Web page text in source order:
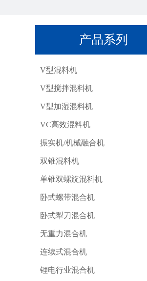
产品系列
V型混料机
V型搅拌混料机
V型加湿混料机
VC高效混料机
振实机/机械融合机
双锥混料机
单锥双螺旋混料机
卧式螺带混合机
卧式犁刀混合机
无重力混合机
连续式混合机
锂电行业混合机